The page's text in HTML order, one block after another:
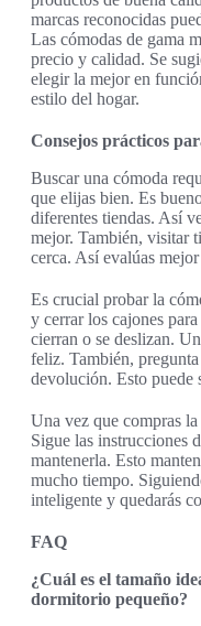
marcas reconocidas
Las cómodas de gama
precio y calidad. Se
elegir la mejor en
estilo del hogar.
Consejos prácticos
Buscar una cómoda
que elijas bien. Es
diferentes tiendas. Así
mejor. También, visitar
cerca. Así evalúas
Es crucial probar la
y cerrar los cajones
cierran o se deslizan.
feliz. También,
devolución. Esto puede
Una vez que compras
Sigue las instrucciones
mantenerla. Esto
mucho tiempo.
inteligente y quedarás
FAQ
¿Cuál es el tamaño
dormitorio pequeño?